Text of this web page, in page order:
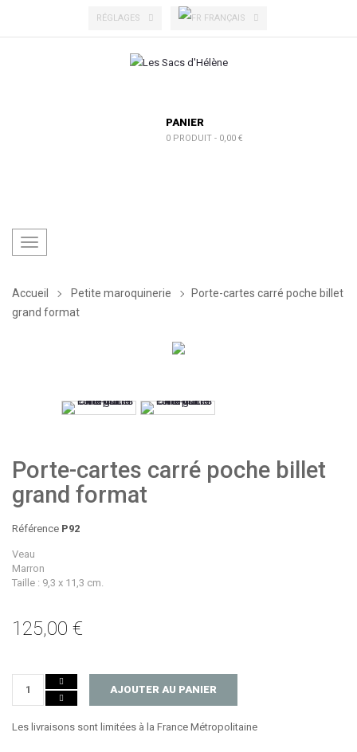
RÉGLAGES FRANÇAIS
PANIER
0 PRODUIT - 0,00 €
Toggle
Accueil Petite maroquinerie
Porte-cartes carré poche billet
grand format
Porte-cartes carré poche billet
grand format
Référence P92
Veau
Marron
Taille : 9,3 x 11,3 cm.
125,00 €
AJOUTER AU PANIER
Les livraisons sont limitées à la France Métropolitaine